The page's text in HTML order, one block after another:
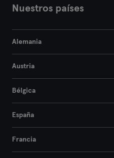
Nuestros países
Alemania
Austria
Bélgica
España
Francia